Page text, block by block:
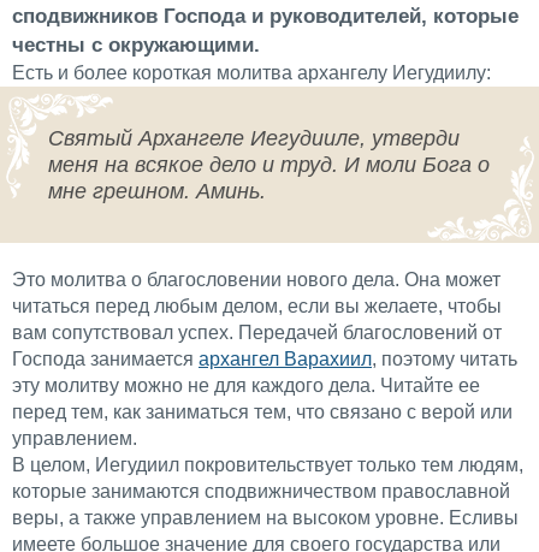
сподвижников Господа и руководителей, которые
честны с окружающими.
Есть и более короткая молитва архангелу Иегудиилу:
Святый Архангеле Иегудииле, утверди
меня на всякое дело и труд. И моли Бога о
мне грешном. Аминь.
Это молитва о благословении нового дела. Она может
читаться перед любым делом, если вы желаете, чтобы
вам сопутствовал успех. Передачей благословений от
Господа занимается архангел Варахиил, поэтому читать
эту молитву можно не для каждого дела. Читайте ее
перед тем, как заниматься тем, что связано с верой или
управлением.
В целом, Иегудиил покровительствует только тем людям,
которые занимаются сподвижничеством православной
веры, а также управлением на высоком уровне. Есливы
имеете большое значение для своего государства или